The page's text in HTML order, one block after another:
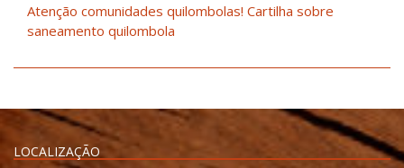
Atenção comunidades quilombolas! Cartilha sobre
saneamento quilombola
LOCALIZAÇÃO